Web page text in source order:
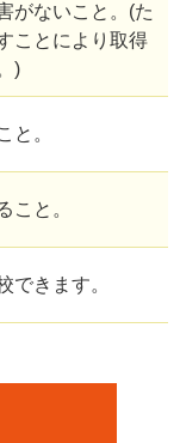
がないこと。(た
ことにより取得
)
と。
こと。
できます。